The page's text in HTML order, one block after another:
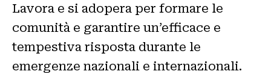
Lavora e si adopera per formare le
comunità e garantire un’efficace e
tempestiva risposta durante le
emergenze nazionali e internazionali.